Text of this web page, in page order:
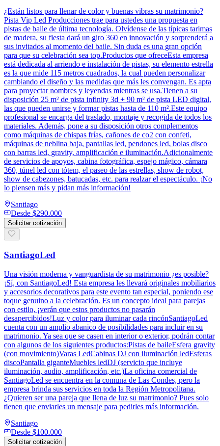
¿Están listos para llenar de color y buenas vibras su matrimonio?
Pista Vip Led Producciones trae para ustedes una propuesta en
pistas de baile de última tecnología. Olvídense de las típicas tarimas
de madera, su fiesta dará un giro 360 en innovación y sorprenderá a
sus invitados al momento del baile. Sin duda es una gran opción
para que su celebración sea top.Productos que ofreceEsta empresa
está dedicada al arriendo e instalación de pistas, su elemento estrella
es la que mide 115 metros cuadrados, la cual pueden personalizar
cambiando el diseño y las medidas que más les convengan. Es apta
para proyectar nombres y leyendas mientras se usa.Tienen a su
disposición 25 m² de pista infinity 3d + 90 m² de pista LED digital,
las que pueden unirse y formar pistas hasta de 110 m².Este equipo
profesional se encarga del traslado, montaje y recogida de todos los
materiales. Además, pone a su disposición otros complementos
como máquinas de chispas frías, cañones de co2 con confeti,
máquinas de neblina baja, pantallas led, pendones led, bolas disco
con barras led, gravity, amplificación e iluminación.Adicionalmente
de servicios de apoyos, cabina fotográfica, espejo mágico, cámara
360, túnel led con tótem, el paseo de las estrellas, show de robot,
show de cabezones, batucadas, etc. para realzar el espectáculo. ¡No
lo piensen más y pidan más información!
Santiago
Desde $290.000
Solicitar cotización
SantiagoLed
Una visión moderna y vanguardista de su matrimonio ¿es posible?
¡Sí, con SantiagoLed! Esta empresa les llevará originales mobiliarios
y accesorios decorativos para este evento tan especial, poniendo ese
toque genuino a la celebración. Es un concepto ideal para parejas
con estilo, ¡verán que estos productos no pasarán
desapercibidos!Luz y color para iluminar cada rincónSantiagoLed
cuenta con un amplio abanico de posibilidades para incluir en su
matrimonio. Ya sea que se casen en interior o exterior, podrán contar
con algunos de los siguientes productos:Pistas de baileEsfera gravity
(con movimiento)Varas LedCabinas DJ con iluminación ledEsferas
discoPantalla giganteMuebles ledDJ (servicio que incluye
iluminación, audio, amplificación, etc.)La oficina comercial de
SantiagoLed se encuentra en la comuna de Las Condes, pero la
empresa brinda sus servicios en toda la Región Metropolitana.
¿Quieren ser una pareja que llena de luz su matrimonio? Pues solo
tienen que enviarles un mensaje para pedirles más información.
Santiago
Desde $100.000
Solicitar cotización